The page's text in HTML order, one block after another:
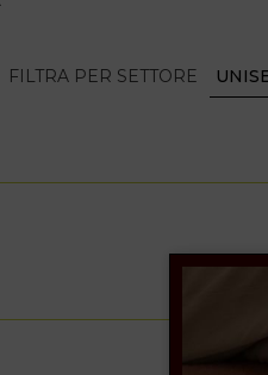
FILTRA PER SETTORE